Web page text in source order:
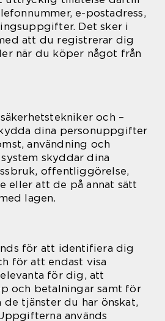
e-postadress,
Det sker i
att du registrerar dig
när du köper något från
och –
dina personuppgifter
användning och
skyddar dina
offentliggörelse,
eller att de på annat sätt
lagen.
för att identifiera dig
för att endast visa
för dig, att
och betalningar samt för
de tjänster du har önskat,
används